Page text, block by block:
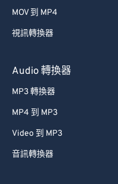
MOV 到 MP4
視訊轉換器
Audio 轉換器
MP3 轉換器
MP4 到 MP3
Video 到 MP3
音訊轉換器